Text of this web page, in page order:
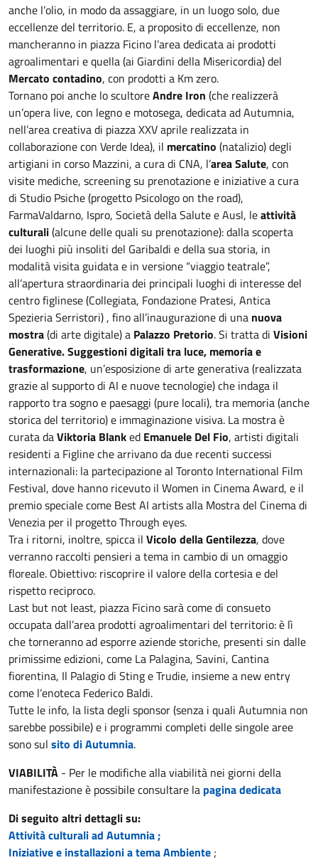
anche l’olio, in modo da assaggiare, in un luogo solo, due
eccellenze del territorio. E, a proposito di eccellenze, non
mancheranno in piazza Ficino l’area dedicata ai prodotti
agroalimentari e quella (ai Giardini della Misericordia) del
Mercato contadino, con prodotti a Km zero.
Tornano poi anche lo scultoreAndre Iron (che realizzerà
un’opera live, con legno e motosega, dedicata ad Autumnia,
nell’area creativa di piazza XXV aprile realizzata in
collaborazione con Verde Idea), il mercatino (natalizio) degli
artigiani in corso Mazzini, a cura di CNA, l’area Salute, con
visite mediche, screening su prenotazione e iniziative a cura
di Studio Psiche (progetto Psicologo on the road),
FarmaValdarno, Ispro, Società della Salute e Ausl, leattività
culturali(alcune delle quali su prenotazione): dalla scoperta
dei luoghi più insoliti del Garibaldi e della sua storia, in
modalità visita guidata e in versione “viaggio teatrale”,
all’apertura straordinaria dei principali luoghi di interesse del
centro figlinese (Collegiata, Fondazione Pratesi, Antica
Spezieria Serristori) , fino all’inaugurazione di una nuova
mostra(di arte digitale) a Palazzo Pretorio. Si tratta di Visioni
Generative. Suggestioni digitali tra luce, memoria e
trasformazione, un’esposizione di arte generativa (realizzata
grazie al supporto di AI e nuove tecnologie) che indaga il
rapporto tra sogno e paesaggi (pure locali), tra memoria (anche
storica del territorio) e immaginazione visiva. La mostra è
curata daViktoria Blanked Emanuele Del Fio, artisti digitali
residenti a Figline che arrivano da due recenti successi
internazionali: la partecipazione al Toronto International Film
Festival, dove hanno ricevuto il Women in Cinema Award, e il
premio speciale come Best AI artists alla Mostra del Cinema di
Venezia per il progetto Through eyes.
Tra i ritorni, inoltre, spicca il Vicolo della Gentilezza, dove
verranno raccolti pensieri a tema in cambio di un omaggio
floreale. Obiettivo: riscoprire il valore della cortesia e del
rispetto reciproco.
Last but not least, piazza Ficino sarà come di consueto
occupata dall’area prodotti agroalimentari del territorio: è lì
che torneranno ad esporre aziende storiche, presenti sin dalle
primissime edizioni, come La Palagina, Savini, Cantina
fiorentina, Il Palagio di Sting e Trudie, insieme a new entry
come l’enoteca Federico Baldi.
Tutte le info, la lista degli sponsor (senza i quali Autumnia non
sarebbe possibile) e i programmi completi delle singole aree
sono sul sito di Autumnia.
VIABILITÀ - Per le modifiche alla viabilità nei giorni della
manifestazione è possibile consultare la pagina dedicata
Di seguito altri dettagli su:
Attività culturali ad Autumnia ;
Iniziative e installazioni a tema Ambiente ;